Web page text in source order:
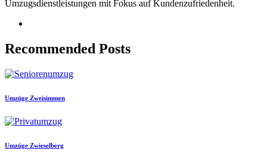
Umzugsdienstleistungen mit Fokus auf Kundenzufriedenheit.
Recommended Posts
Umzüge Zweisimmen
Umzüge Zwieselberg